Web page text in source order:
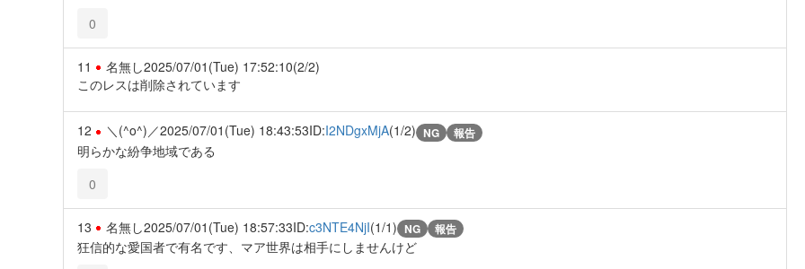
0
11 名無し2025/07/01(Tue) 17:52:10(2/2)
このレスは削除されています
12 ＼(^o^)／2025/07/01(Tue) 18:43:53ID:I2NDgxMjA(1/2) NG 報告
明らかな紛争地域である
0
13 名無し2025/07/01(Tue) 18:57:33ID:c3NTE4NjI(1/1) NG 報告
狂信的な愛国者で有名です、マア世界は相手にしませんけど